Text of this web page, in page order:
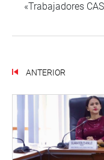
«Trabajadores
ANTERIOR